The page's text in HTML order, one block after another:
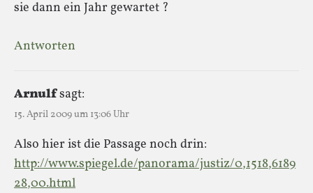
sie dann ein Jahr gewartet ?
Antworten
Arnulfsagt:
15. April 2009 um 13:06 Uhr
Also hier ist die Passage noch drin:
http://www.spiegel.de/panorama/justiz/0,1518,6189
28,00.html